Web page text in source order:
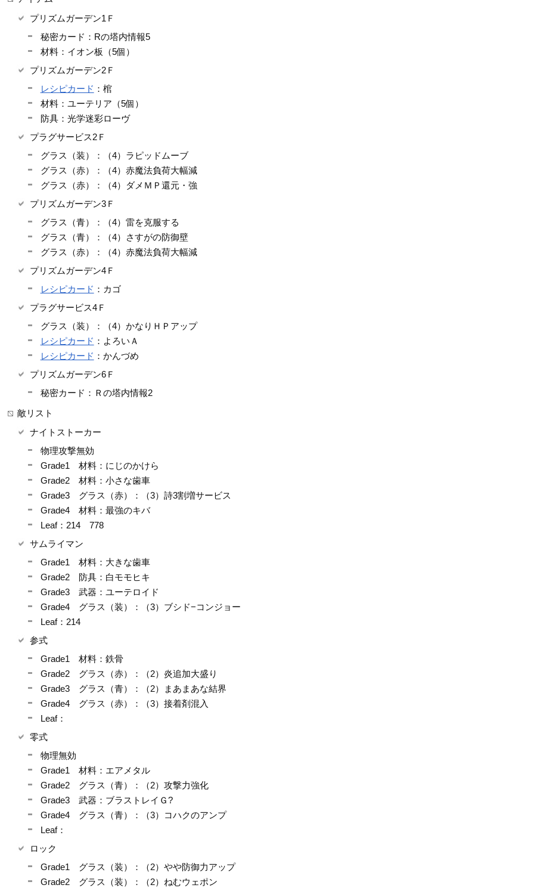
プリズムガーデン1Ｆ
秘密カード：Rの塔内情報5
材料：イオン板（5個）
プリズムガーデン2Ｆ
レシピカード ：棺
材料：ユーテリア（5個）
防具：光学迷彩ローヴ
プラグサービス2Ｆ
グラス（装）：（4）ラピッドムーブ
グラス（赤）：（4）赤魔法負荷大幅減
グラス（赤）：（4）ダメＭＰ還元・強
プリズムガーデン3Ｆ
グラス（青）：（4）雷を克服する
グラス（青）：（4）さすがの防御壁
グラス（赤）：（4）赤魔法負荷大幅減
プリズムガーデン4Ｆ
レシピカード ：カゴ
プラグサービス4Ｆ
グラス（装）：（4）かなりＨＰアップ
レシピカード ：よろいＡ
レシピカード ：かんづめ
プリズムガーデン6Ｆ
秘密カード：Ｒの塔内情報2
敵リスト
ナイトストーカー
物理攻撃無効
Grade1 材料：にじのかけら
Grade2 材料：小さな歯車
Grade3 グラス（赤）：（3）詩3割増サービス
Grade4 材料：最強のキバ
Leaf：214 778
サムライマン
Grade1 材料：大きな歯車
Grade2 防具：白モモヒキ
Grade3 武器：ユーテロイド
Grade4 グラス（装）：（3）ブシド−コンジョー
Leaf：214
参式
Grade1 材料：鉄骨
Grade2 グラス（赤）：（2）炎追加大盛り
Grade3 グラス（青）：（2）まあまあな結界
Grade4 グラス（赤）：（3）接着剤混入
Leaf：
零式
物理無効
Grade1 材料：エアメタル
Grade2 グラス（青）：（2）攻撃力強化
Grade3 武器：ブラストレイＧ?
Grade4 グラス（青）：（3）コハクのアンプ
Leaf：
ロック
Grade1 グラス（装）：（2）やや防御力アップ
Grade2 グラス（装）：（2）ねむウェポン